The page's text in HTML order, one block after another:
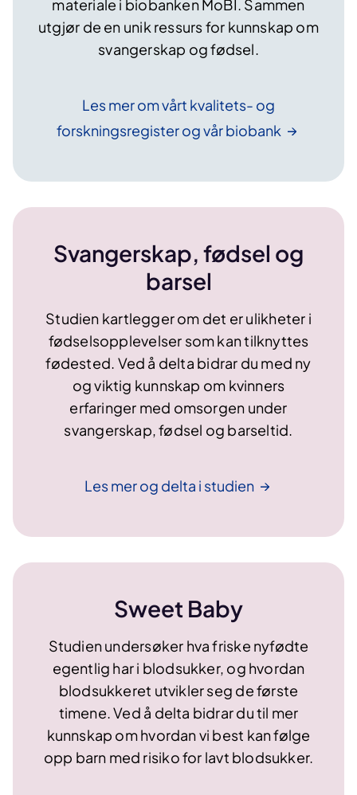
materiale i biobanken MoBI. Sammen
utgjør de en unik ressurs for kunnskap om
svangerskap og fødsel.
Les mer om vårt kvalitets- og
forskningsregister og vårbiobank
Svangerskap, fødsel og
barsel
Studien kartlegger om det er ulikheter i
fødselsopplevelser som kan tilknyttes
fødested. Ved å delta bidrar du med ny
og viktig kunnskap om kvinners
erfaringer med omsorgen under
svangerskap, fødsel og barseltid.
Les mer og delta i studien
Sweet Baby
Studien undersøker hva friske nyfødte
egentlig har i blodsukker, og hvordan
blodsukkeret utvikler seg de første
timene. Ved å delta bidrar du til mer
kunnskap om hvordan vi best kan følge
opp barn med risiko for lavt blodsukker.